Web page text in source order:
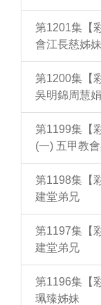
第1201集【
會江長慈姊妹
第1200集【
吳明錦周慧
第1199集【
(一) 五甲教
第1198集【
建堂弟兄
第1197集【
建堂弟兄
第1196集【
珮臻姊妹